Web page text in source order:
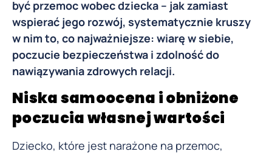
być przemoc wobec dziecka – jak zamiast
wspierać jego rozwój, systematycznie kruszy
w nim to, co najważniejsze: wiarę w siebie,
poczucie bezpieczeństwa i zdolność do
nawiązywania zdrowych relacji.
Niska samoocena i obniżone
poczucia własnej wartości
Dziecko, które jest narażone na przemoc,